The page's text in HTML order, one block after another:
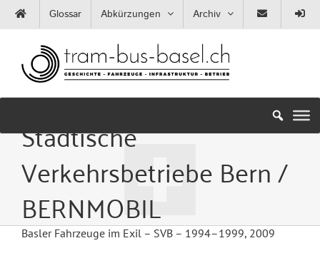
Zum
Inhalt
Glossar Abkürzungen Archiv
Städtische
Verkehrsbetriebe Bern /
BERNMOBIL
Basler Fahrzeuge im Exil – SVB – 1994–1999, 2009